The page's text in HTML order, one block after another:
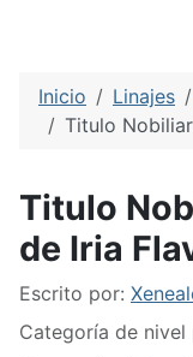
Inicio Linajes
Titulo
Titulo
de Iria
Detalles
Escrito por:
Categoría de